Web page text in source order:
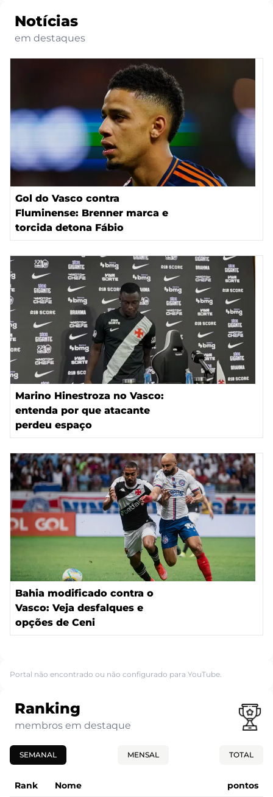
Notícias
em destaques
Gol do Vasco contra
Fluminense: Brenner marca e
torcida detona Fábio
Marino Hinestroza no Vasco:
entenda por que atacante
perdeu espaço
Bahia modificado contra o
Vasco: Veja desfalques e
opções de Ceni
Portal não encontrado ou não configurado para YouTube.
Ranking
membros em destaque
SEMANAL MENSAL TOTAL
Rank Nome pontos